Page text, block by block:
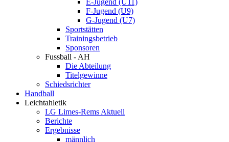
E-Jugend (U11)
F-Jugend (U9)
G-Jugend (U7)
Sportstätten
Trainingsbetrieb
Sponsoren
Fussball - AH
Die Abteilung
Titelgewinne
Schiedsrichter
Handball
Leichtahletik
LG Limes-Rems Aktuell
Berichte
Ergebnisse
männlich